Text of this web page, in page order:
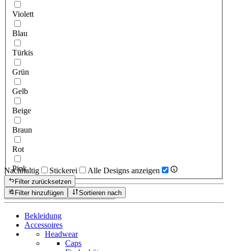
Violett
Blau
Türkis
Grün
Gelb
Beige
Braun
Rot
Pink
Zurücksetzen Produkte anzeigen
Nachhaltig Stickerei Alle Designs anzeigen
Filter zurücksetzen
Filter hinzufügen
Sortieren nach
Bekleidung
Accessoires
Headwear
Caps